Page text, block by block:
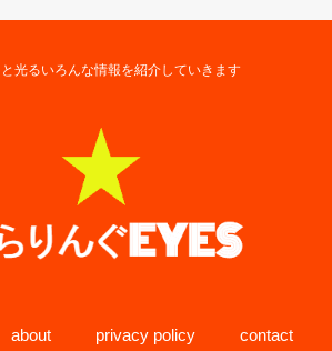
光るいろんな情報を紹介していきます
about privacy policy contact